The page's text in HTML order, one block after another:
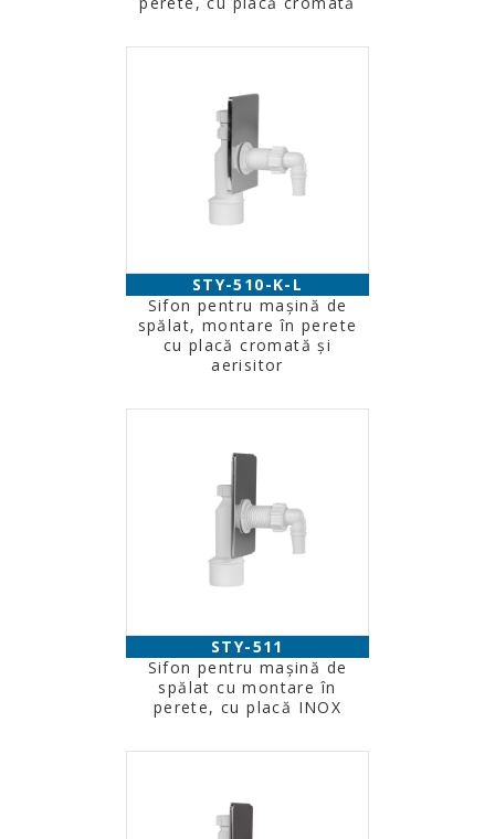
STY-510-K-L
Sifon pentru mașină de
spălat, montare în perete
cu placă cromată și
aerisitor
STY-511
Sifon pentru maşină de
spălat cu montare în
perete, cu placă INOX